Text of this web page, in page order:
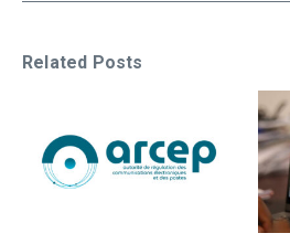
Related Posts